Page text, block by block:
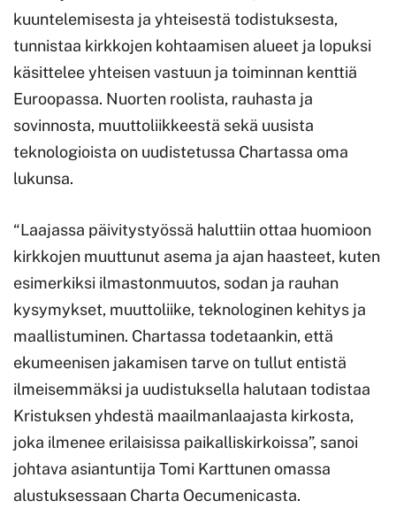
kuuntelemisesta ja yhteisestä todistuksesta,
tunnistaa kirkkojen kohtaamisen alueet ja lopuksi
käsittelee yhteisen vastuun ja toiminnan kenttiä
Euroopassa. Nuorten roolista, rauhasta ja
sovinnosta, muuttoliikkeestä sekä uusista
teknologioista on uudistetussa Chartassa oma
lukunsa.
“Laajassa päivitystyössä haluttiin ottaa huomioon
kirkkojen muuttunut asema ja ajan haasteet, kuten
esimerkiksi ilmastonmuutos, sodan ja rauhan
kysymykset, muuttoliike, teknologinen kehitys ja
maallistuminen. Chartassa todetaankin, että
ekumeenisen jakamisen tarve on tullut entistä
ilmeisemmäksi ja uudistuksella halutaan todistaa
Kristuksen yhdestä maailmanlaajasta kirkosta,
joka ilmenee erilaisissa paikalliskirkoissa”, sanoi
johtava asiantuntija Tomi Karttunen omassa
alustuksessaan Charta Oecumenicasta.